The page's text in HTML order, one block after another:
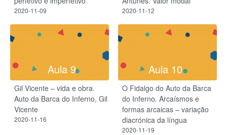
2020-11-09 2020-11-12
Aula 9
Gil Vicente – vida e obra.
Auto da Barca do Inferno, Gil
Vicente
2020-11-16
Aula 10
O Fidalgo do Auto da Barca
do Inferno. Arcaísmos e
formas arcaicas – variação
diacrónica da língua
2020-11-19